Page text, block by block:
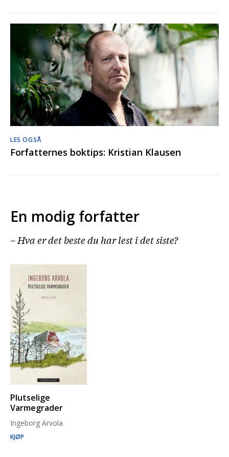
LES OGSÅ
Forfatternes boktips: Kristian Klausen
En modig forfatter
–Hva er det beste du har lest i det siste?
Plutselige
Varmegrader
Ingeborg Arvola
KJØP